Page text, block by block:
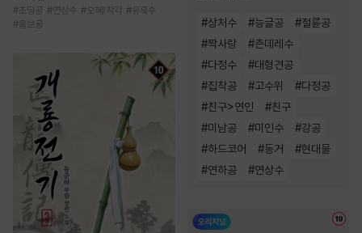
#초딩공 #연상수 #오해/착각 #유혹수
#울보공 #상처수 #능글공 #절륜공
#짝사랑 #츤데레수
#다정수 #대형견공
#집착공 #고수위 #다정공
#친구>연인 #친구
#미남공 #미인수 #강공
#하드코어 #동거 #현대물
#연하공 #연상수